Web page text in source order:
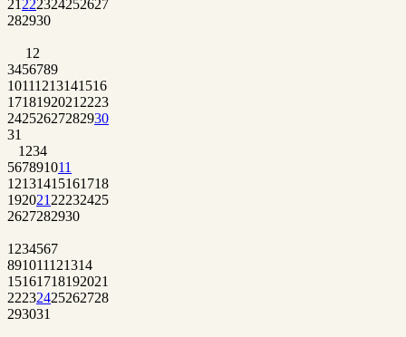
21 222324252627
282930
1 2
3456789
10111213141516
1718192021 2223
24252627282930
31
1 234
567891011
12131415161718
192021 22232425
2627282930
1 234567
891011121314
15161718192021
22232425262728
293031